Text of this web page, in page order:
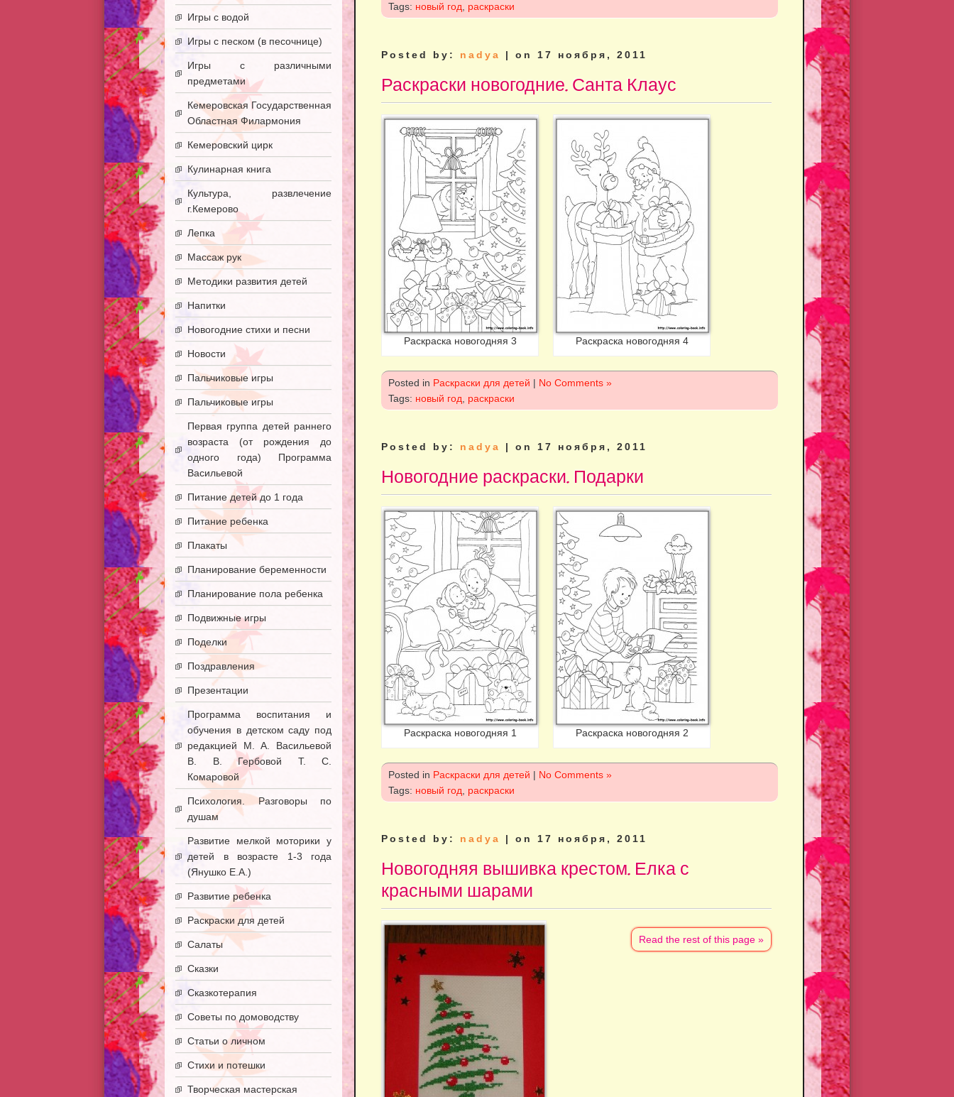
Tags: новый год раскраски
Posted by: nadya | on 17 ноября, 2011
Раскраски новогодние. Санта Клаус
Раскраска новогодняя 3 Раскраска новогодняя 4
Posted in Раскраски для детей | No Comments »
Tags: новый год раскраски
Posted by: nadya | on 17 ноября, 2011
Новогодние раскраски. Подарки
Раскраска новогодняя 1 Раскраска новогодняя 2
Posted in Раскраски для детей | No Comments »
Tags: новый год раскраски
Posted by: nadya | on 17 ноября, 2011
Новогодняя вышивка крестом. Елка с
красными шарами
Read the rest of this page »
Игры с водой
Игры с песком (в песочнице)
Игры с различными
предметами
Кемеровская Государственная
Областная Филармония
Кемеровский цирк
Кулинарная книга
Культура, развлечение
г.Кемерово
Лепка
Массаж рук
Методики развития детей
Напитки
Новогодние стихи и песни
Новости
Пальчиковые игры
Пальчиковые игры
Первая группа детей раннего
возраста (от рождения до
одного года) Программа
Васильевой
Питание детей до 1 года
Питание ребенка
Плакаты
Планирование беременности
Планирование пола ребенка
Подвижные игры
Поделки
Поздравления
Презентации
Программа воспитания и
обучения в детском саду под
редакцией М. А. Васильевой
В. В. Гербовой Т. С.
Комаровой
Психология. Разговоры по
душам
Развитие мелкой моторики у
детей в возрасте 1-3 года
(Янушко Е.А.)
Развитие ребенка
Раскраски для детей
Салаты
Сказки
Сказкотерапия
Советы по домоводству
Статьи о личном
Стихи и потешки
Творческая мастерская